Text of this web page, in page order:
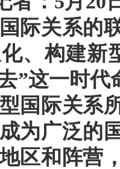
际关系的
、构建新
”这一时
国际关系
为广泛的
区和阵营